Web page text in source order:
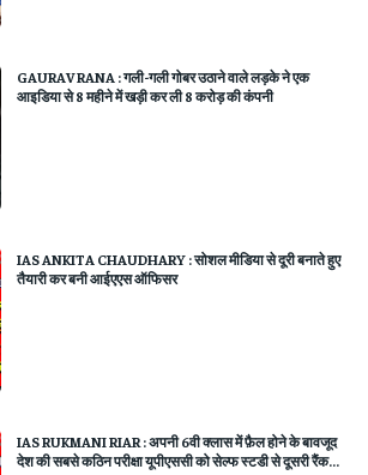
GAURAV RANA : गली-गली गोबर उठाने वाले लड़के ने एक
आइडिया से 8 महीने में खड़ी कर ली 8 करोड़ की कंपनी
IAS ANKITA CHAUDHARY : सोशल मीडिया से दूरी बनाते हुए
तैयारी कर बनी आईएएस ऑफिसर
IAS RUKMANI RIAR : अपनी 6वी क्लास में फ़ैल होने के बावजूद
देश की सबसे कठिन परीक्षा यूपीएससी को सेल्फ स्टडी से दूसरी रैंक...